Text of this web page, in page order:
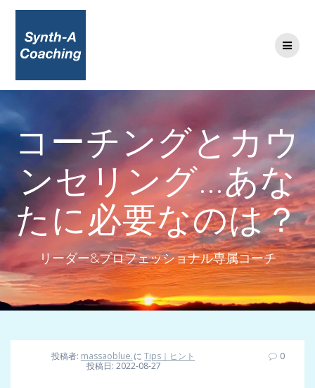
プ
コーチングとカウ
ンセリング…あな
たに必要なのは？
リーダー&プロフェッショナル専属コーチ
投稿者: massaoblue.にTips｜ヒント
投稿日: 2022-08-27
0